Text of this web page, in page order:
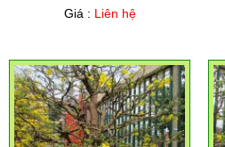
Giá : Liên hệ